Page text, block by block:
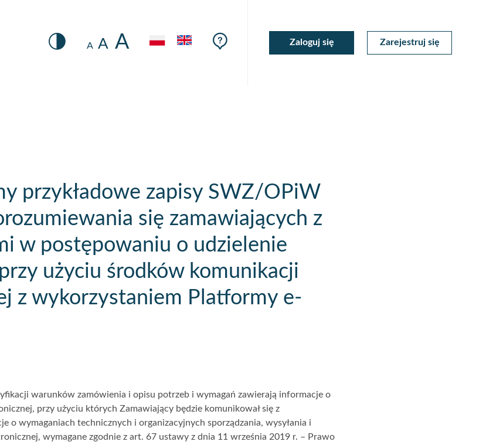
UstawieniaRozmiar Czcionki
A A A Język
Pomoc
kontekstowa
Pomoc
Zaloguj się Zarejestruj się
przykładowe zapisy SWZ/OPiW
się zamawiających z
w postępowaniu o udzielenie
użyciu środków komunikacji
z wykorzystaniem Platformy e-
warunków zamówienia i opisu potrzeb i wymagań zawierają informacje o
przy użyciu których Zamawiający będzie komunikował się z
o wymaganiach technicznych i organizacyjnych sporządzania, wysyłania i
wymagane zgodnie z art. 67 ustawy z dnia 11 września 2019 r. – Prawo